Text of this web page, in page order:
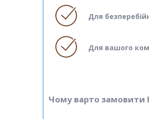
Для
Для вашого
Чому варто замовити